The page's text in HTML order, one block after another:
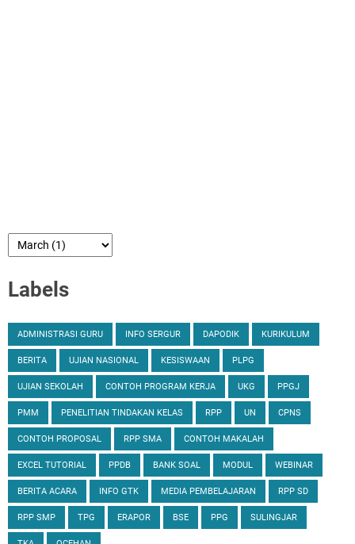
Labels
ADMINISTRASI GURU INFO SERGUR DAPODIK KURIKULUM
BERITA UJIAN NASIONAL KESISWAAN PLPG
UJIAN SEKOLAH CONTOH PROGRAM KERJA UKG PPGJ
PMM PENELITIAN TINDAKAN KELAS RPP UN CPNS
CONTOH PROPOSAL RPP SMA CONTOH MAKALAH
EXCEL TUTORIAL PPDB BANK SOAL MODUL WEBINAR
BERITA ACARA INFO GTK MEDIA PEMBELAJARAN RPP SD
RPP SMP TPG ERAPOR BSE PPG SULINGJAR